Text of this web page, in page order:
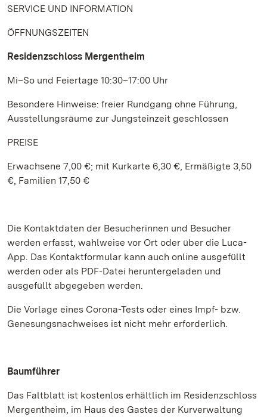
SERVICE UND INFORMATION
ÖFFNUNGSZEITEN
Residenzschloss Mergentheim
Mi–So und Feiertage 10:30–17:00 Uhr
Besondere Hinweise: freier Rundgang ohne Führung,
Ausstellungsräume zur Jungsteinzeit geschlossen
PREISE
Erwachsene 7,00 €; mit Kurkarte 6,30 €, Ermäßigte 3,50
€, Familien 17,50 €
Die Kontaktdaten der Besucherinnen und Besucher
werden erfasst, wahlweise vor Ort oder über die Luca-
App. Das Kontaktformular kann auch online ausgefüllt
werden oder als PDF-Datei heruntergeladen und
ausgefüllt abgegeben werden.
Die Vorlage eines Corona-Tests oder eines Impf- bzw.
Genesungsnachweises ist nicht mehr erforderlich.
Baumführer
Das Faltblatt ist kostenlos erhältlich im Residenzschloss
Mergentheim, im Haus des Gastes der Kurverwaltung